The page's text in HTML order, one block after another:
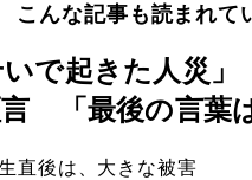
こんな記事も読まれて
いで起きた人災
「最後の言葉
直後は、大きな被害